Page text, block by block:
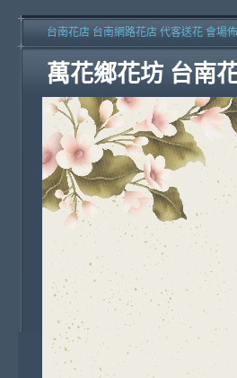
萬花鄉花坊 台南
台南花店 台南網路花店 代客送花 會場